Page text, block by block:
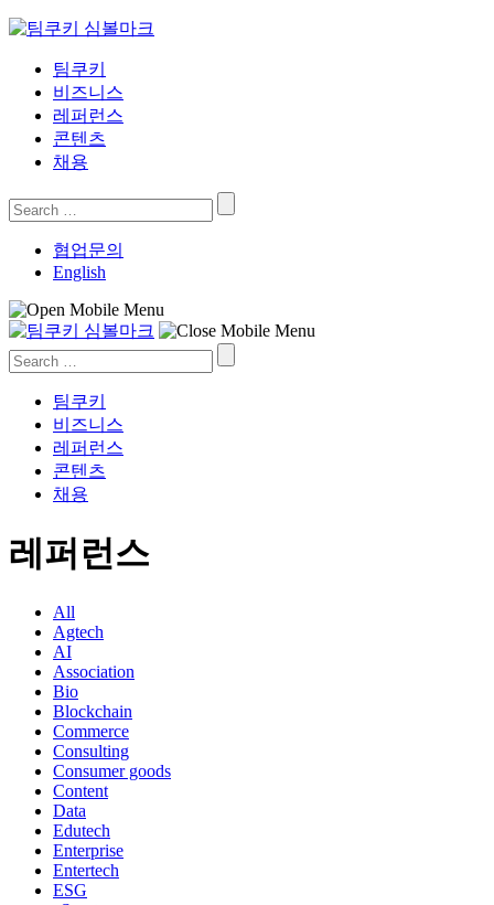
Skip
content팀쿠키
비즈니스
레퍼런스
콘텐츠
채용
Search
for:
협업문의
English
Search
for:
팀쿠키
비즈니스
레퍼런스
콘텐츠
채용
레퍼런스
All
Agtech
AI
Association
Bio
Blockchain
Commerce
Consulting
Consumer goods
Content
Data
Edutech
Enterprise
Entertech
ESG